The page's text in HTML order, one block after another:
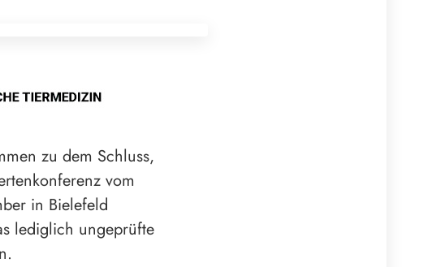
zu dem Schluss,
vom
in Bielefeld
lediglich ungeprüfte